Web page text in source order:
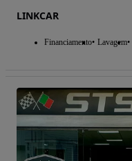
LINKCAR
Financiamento Lavagem